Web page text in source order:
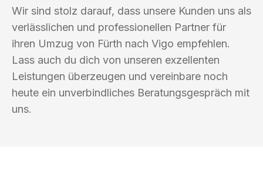
Wir sind stolz darauf, dass unsere Kunden uns als
verlässlichen und professionellen Partner für
ihren Umzug von Fürth nach Vigo empfehlen.
Lass auch du dich von unseren exzellenten
Leistungen überzeugen und vereinbare noch
heute ein unverbindliches Beratungsgespräch mit
uns.